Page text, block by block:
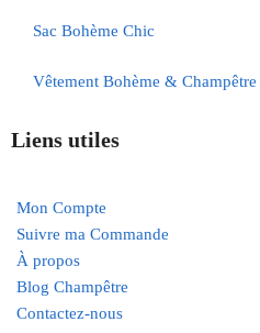
Sac Bohème Chic
Vêtement Bohème & Champêtre
Liens utiles
Mon Compte
Suivre ma Commande
À propos
Blog Champêtre
Contactez-nous